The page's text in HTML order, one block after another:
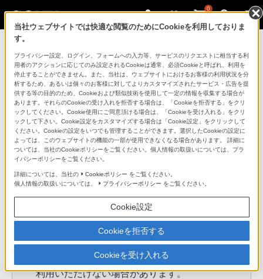
0
チャットでのお問い合わせ（aibo）
* オペレーター回答時間 9時～17時
本サービスご利用にあたってのご注意
＊ 本サービスは、日本国内からご利用ください。
等の個人情報の入力は、弊社から特段の要請が
あった場合に限定してください。その場合、弊
社は以下のプライバシーポリシーに基づき適切
https://www.sony.jp/CorporateCruise/privacy/
＊ お問い合わせの内容によっては、本サービスをご
利用いただけない場合があります。
当社ウェブサイトでは快適な閲覧のためにCookieを利用しておりま
す。
プライバシー設定、ログイン、フォームへの入力等、サービスのリクエストに相当する利
用者のアクションに応じてのみ設定されるCookieは通常、必須Cookieと呼ばれ、利用を
停止することができません。また、当社は、ウェブサイトにおけるお客様の利用状況を分
析するため、あるいは個々のお客様に対してよりカスタマイズされたサービス・広告を提
供する等の目的のため、Cookieおよび類似技術を使用して一定の情報を収集する場合が
あります。それらのCookieの受け入れを拒否する場合は、「Cookieを拒否する」をクリ
ックしてください。Cookie使用にご同意頂ける場合は、「Cookieを受け入れる」をクリ
ックして下さい。Cookie設定をカスタマイズする場合は「Cookie設定」をクリックして
ください。Cookieの設定をいつでも管理することができます。選択したCookieの設定に
よっては、このウェブサイトの機能の一部が使用できなくなる場合があります。 詳細に
ついては、当社のCookieポリシーをご覧ください。個人情報の取扱いについては、プラ
イバシーポリシーをご覧ください。
詳細については、当社の Cookieポリシー をご覧ください。
個人情報の取扱いについては、
プライバシーポリシー をご覧ください。
Cookie設定
Cookieを拒否する
Cookieを受け入れる